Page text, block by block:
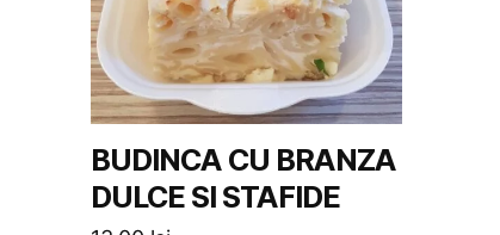
BUDINCA CU BRANZA
DULCE SI STAFIDE